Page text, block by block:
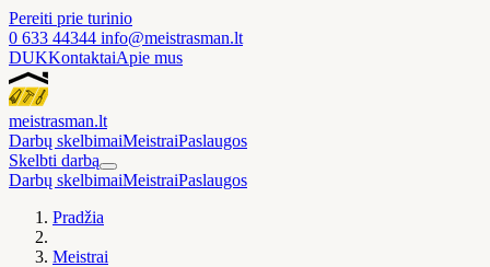
Pereiti prie turinio
0 633 44344 info@meistrasman.lt
DUKKontaktaiApie mus
meistrasman.lt
Darbų skelbimaiMeistraiPaslaugos
Skelbti darbą
Darbų skelbimaiMeistraiPaslaugos
Pradžia
Meistrai